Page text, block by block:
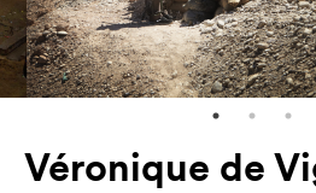
Véronique de